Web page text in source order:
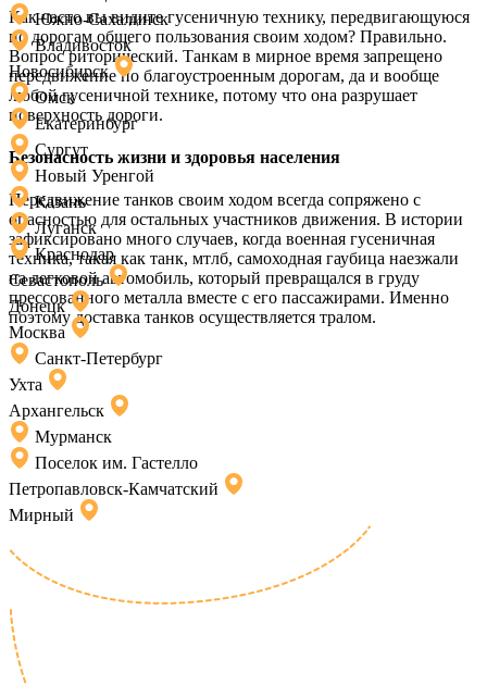
Как часто вы видите гусеничную технику, передвигающуюся
по дорогам общего пользования своим ходом? Правильно.
Вопрос риторический. Танкам в мирное время запрещено
передвижение по благоустроенным дорогам, да и вообще
любой гусеничной технике, потому что она разрушает
поверхность дороги.
Безопасность жизни и здоровья населения
Передвижение танков своим ходом всегда сопряжено с
опасностью для остальных участников движения. В истории
зафиксировано много случаев, когда военная гусеничная
техника, такая как танк, мтлб, самоходная гаубица наезжали
на легковой автомобиль, который превращался в груду
прессованного металла вместе с его пассажирами. Именно
поэтому доставка танков осуществляется тралом.
Южно-Сахалинск
Владивосток
Новосибирск
Омск
Екатеринбург
Сургут
Новый Уренгой
Казань
Луганск
Краснодар
Севастополь
Донецк
Москва
Санкт-Петербург
Ухта
Архангельск
Мурманск
Поселок им. Гастелло
Петропавловск-Камчатский
Мирный